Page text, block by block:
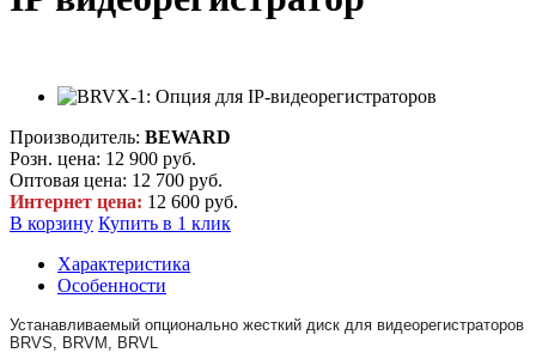
Производитель: BEWARD
Розн. цена: 12 900 руб.
Оптовая цена: 12 700 руб.
Интернет цена: 12 600 руб.
В корзину Купить в 1 клик
Характеристика
Особенности
Устанавливаемый опционально жесткий диск для видеорегистраторов
BRVS, BRVM, BRVL